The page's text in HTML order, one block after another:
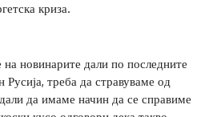
криза.
новинарите дали по последните
треба да стравуваме од
да имаме начин да се справиме